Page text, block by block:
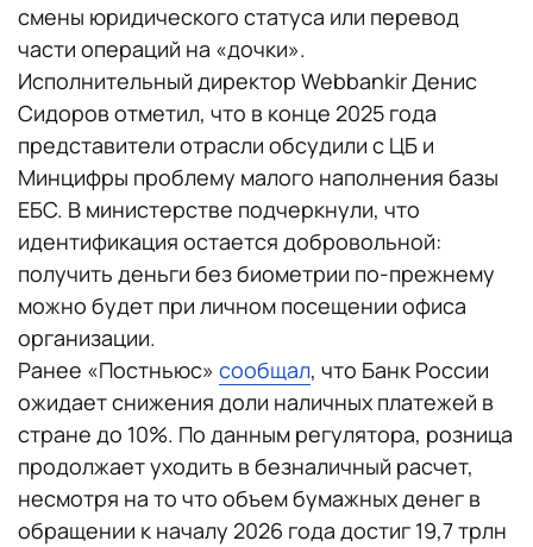
смены юридического статуса или перевод
части операций на «дочки».
Исполнительный директор Webbankir Денис
Сидоров отметил, что в конце 2025 года
представители отрасли обсудили с ЦБ и
Минцифры проблему малого наполнения базы
ЕБС. В министерстве подчеркнули, что
идентификация остается добровольной:
получить деньги без биометрии по-прежнему
можно будет при личном посещении офиса
организации.
Ранее «Постньюс» сообщал, что Банк России
ожидает снижения доли наличных платежей в
стране до 10%. По данным регулятора, розница
продолжает уходить в безналичный расчет,
несмотря на то что объем бумажных денег в
обращении к началу 2026 года достиг 19,7 трлн